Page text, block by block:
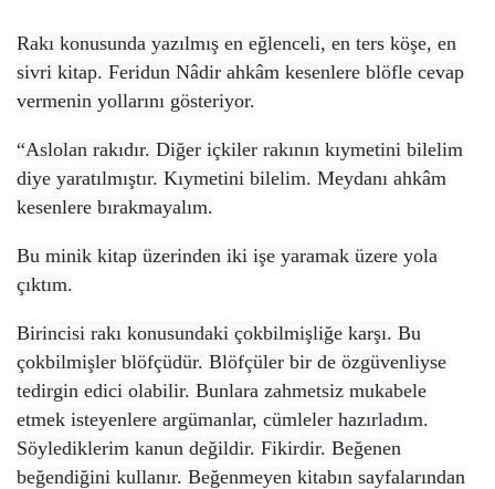
Rakı konusunda yazılmış en eğlenceli, en ters köşe, en
sivri kitap. Feridun Nâdir ahkâm kesenlere blöfle cevap
vermenin yollarını gösteriyor.
“Aslolan rakıdır. Diğer içkiler rakının kıymetini bilelim
diye yaratılmıştır. Kıymetini bilelim. Meydanı ahkâm
kesenlere bırakmayalım.
Bu minik kitap üzerinden iki işe yaramak üzere yola
çıktım.
Birincisi rakı konusundaki çokbilmişliğe karşı. Bu
çokbilmişler blöfçüdür. Blöfçüler bir de özgüvenliyse
tedirgin edici olabilir. Bunlara zahmetsiz mukabele
etmek isteyenlere argümanlar, cümleler hazırladım.
Söylediklerim kanun değildir. Fikirdir. Beğenen
beğendiğini kullanır. Beğenmeyen kitabın sayfalarından